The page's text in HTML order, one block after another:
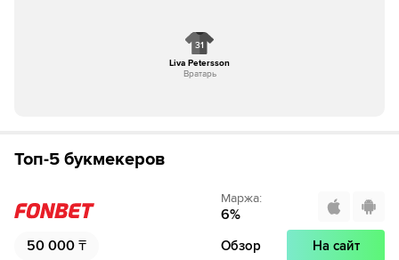
31
Liva Petersson
Вратарь
Топ-5 букмекеров
50 000 ₸
Маржа:
6%
Обзор На сайт